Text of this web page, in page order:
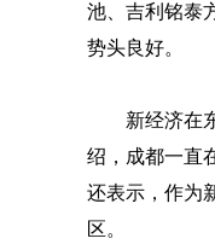
池、吉利铭泰
势头良好。
新经济在
绍，成都一直
还表示，作为
区。